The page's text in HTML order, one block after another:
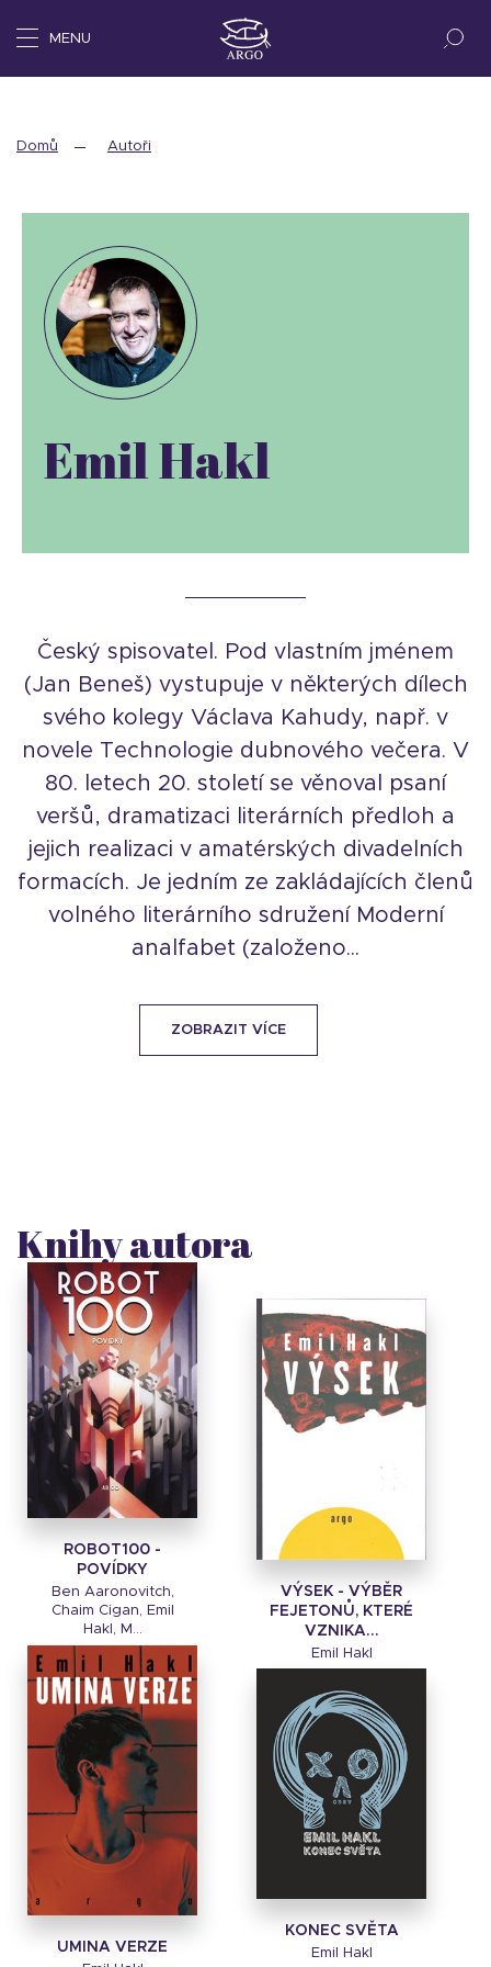
MENU
Domů Autoři
Emil Hakl
Český spisovatel. Pod vlastním jménem
(Jan Beneš) vystupuje v některých dílech
svého kolegy Václava Kahudy, např. v
novele Technologie dubnového večera. V
80. letech 20. století se věnoval psaní
veršů, dramatizaci literárních předloh a
jejich realizaci v amatérských divadelních
formacích. Je jedním ze zakládajících členů
volného literárního sdružení Moderní
analfabet (založeno...
ZOBRAZIT VÍCE
Knihy autora
ROBOT100 -
POVÍDKY
Ben Aaronovitch,
Chaim Cigan, Emil
Hakl, M...
VÝSEK - VÝBĚR
FEJETONŮ, KTERÉ
VZNIKA...
Emil Hakl
UMINA VERZE
KONEC SVĚTA
Emil Hakl